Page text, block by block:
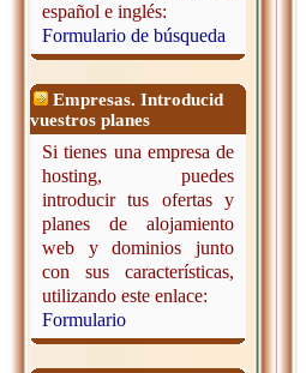
español e inglés:
Formulario de búsqueda
Empresas. Introducid
vuestros planes
Si tienes una empresa de
hosting, puedes
introducir tus ofertas y
planes de alojamiento
web y dominios junto
con sus características,
utilizando este enlace:
Formulario